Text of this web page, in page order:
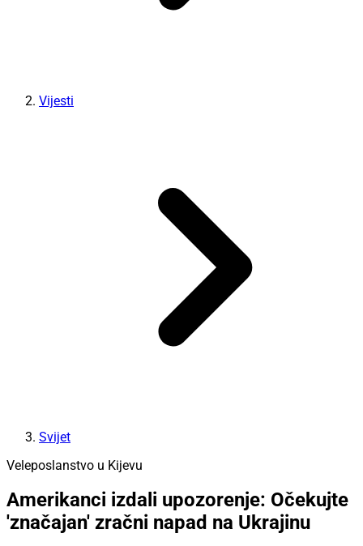
Vijesti
Svijet
Veleposlanstvo u Kijevu
Amerikanci izdali upozorenje: Očekujte
'značajan' zračni napad na Ukrajinu